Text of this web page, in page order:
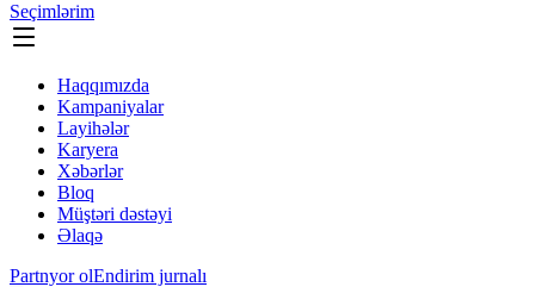
Seçimlərim
Haqqımızda
Kampaniyalar
Layihələr
Karyera
Xəbərlər
Bloq
Müştəri dəstəyi
Əlaqə
Partnyor olEndirim jurnalı